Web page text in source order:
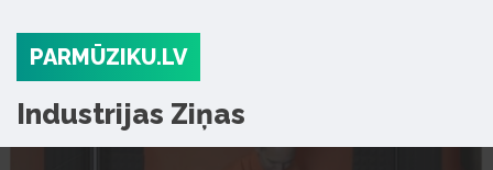
PARMŪZIKU.LV
Industrijas Ziņas